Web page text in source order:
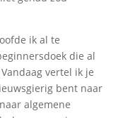
ik al te
die al
vertel ik je
bent naar
algemene